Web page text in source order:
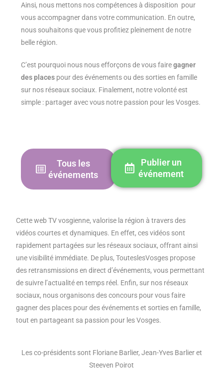
Ainsi, nous mettons nos compétences à disposition pour
vous accompagner dans votre communication. En outre,
nous souhaitons que vous profitiez pleinement de notre
belle région.
C’est pourquoi nous nous efforçons de vous fairegagner
des places pour des événements ou des sorties en famille
sur nos réseaux sociaux. Finalement, notre volonté est
simple : partager avec vous notre passion pour les Vosges.
Tous les
événements
Publier un
événement
Cette web TV vosgienne, valorise la région à travers des
vidéos courtes et dynamiques. En effet, ces vidéos sont
rapidement partagées sur les réseaux sociaux, offrant ainsi
une visibilité immédiate. De plus, TouteslesVosges propose
des retransmissions en direct d’événements, vous permettant
de suivre l’actualité en temps réel. Enfin, sur nos réseaux
sociaux, nous organisons des concours pour vous faire
gagner des places pour des événements et sorties en famille,
tout en partageant sa passion pour les Vosges.
Les co-présidents sont Floriane Barlier, Jean-Yves Barlier et
Steeven Poirot